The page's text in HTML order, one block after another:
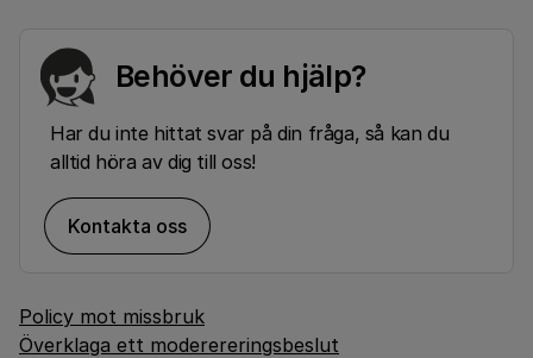
Behöver du hjälp?
Har du inte hittat svar på din fråga, så kan du
alltid höra av dig till oss!
Kontakta oss
Policy mot missbruk
Överklaga ett moderereringsbeslut